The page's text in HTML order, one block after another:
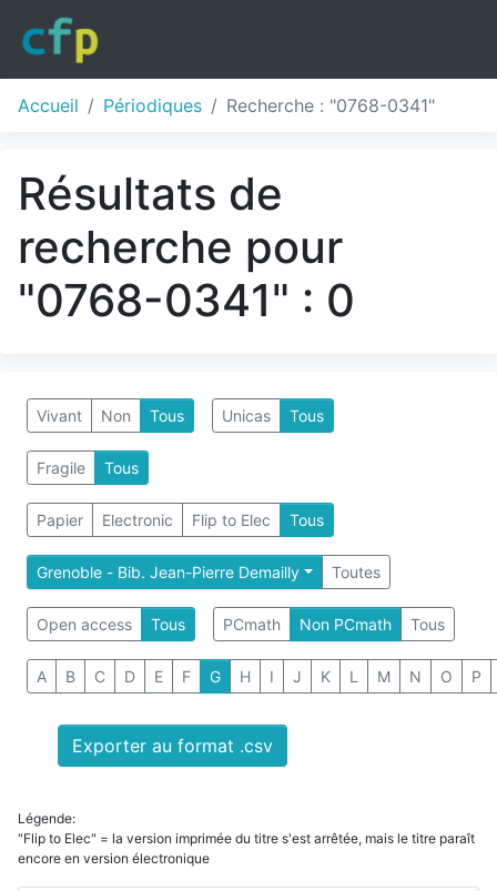
Accueil Périodiques Recherche : "0768-0341"
Résultats de
recherche pour
"0768-0341" : 0
Vivant Non Tous Unicas Tous
Fragile Tous
Papier Electronic Flip to Elec Tous
Grenoble - Bib. Jean-Pierre Demailly Toutes
Open access Tous PCmath Non PCmath Tous
A B C D E F G H I J K L M N O P
Exporter au format .csv
Légende:
"Flip to Elec" = la version imprimée du titre s'est arrêtée, mais le titre paraît
encore en version électronique